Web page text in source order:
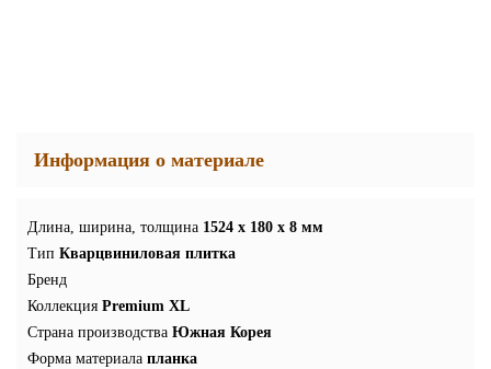
Информация о материале
Длина, ширина, толщина 1524 x 180 x 8 мм
Тип Кварцвиниловая плитка
Бренд
Коллекция Premium XL
Страна производства Южная Корея
Форма материала планка